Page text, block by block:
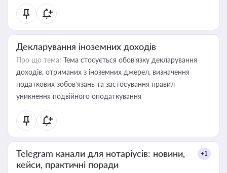
Декларування іноземних доходів
Про що тема: Тема стосується обов’язку декларування
доходів, отриманих з іноземних джерел, визначення
податкових зобов’язань та застосування правил
уникнення подвійного оподаткування
Telegram канали для нотаріусів: новини,
кейси, практичні поради
+1